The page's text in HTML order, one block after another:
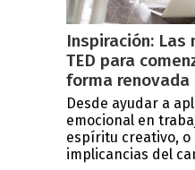
Inspiración: Las
TED para
forma renovada
Desde ayudar a
emocional en
espíritu creativo, o
implicancias del